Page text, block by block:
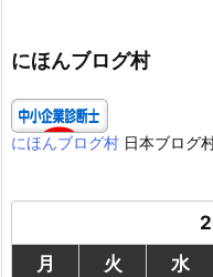
ー
にほんブログ村
にほんブログ村 日本ブログ
月
火 水